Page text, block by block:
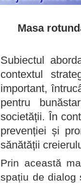
Masa
Subiectul
contextul
important,
pentru
societății. În
prevenției și
sănătății
Prin această
spațiu de dialog